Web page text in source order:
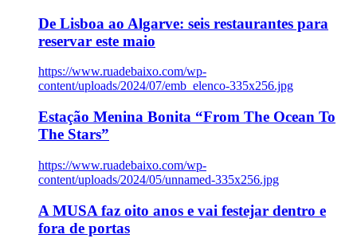
De Lisboa ao Algarve: seis restaurantes para
reservar este maio
https://www.ruadebaixo.com/wp-
content/uploads/2024/07/emb_elenco-335x256.jpg
Estação Menina Bonita “From The Ocean To
The Stars”
https://www.ruadebaixo.com/wp-
content/uploads/2024/05/unnamed-335x256.jpg
A MUSA faz oito anos e vai festejar dentro e
fora de portas